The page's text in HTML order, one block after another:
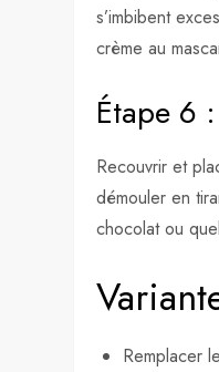
s’imbibent
crème au
Étape 6 :
Recouvrir et
démouler en
chocolat ou
Remplacer